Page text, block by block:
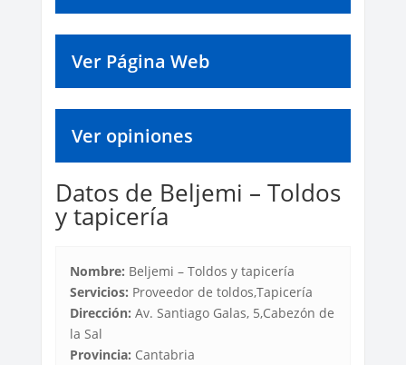
Ver Página Web
Ver opiniones
Datos de Beljemi – Toldos
y tapicería
Nombre: Beljemi – Toldos y tapicería
Servicios: Proveedor de toldos,Tapicería
Dirección: Av. Santiago Galas, 5,Cabezón de
la Sal
Provincia: Cantabria